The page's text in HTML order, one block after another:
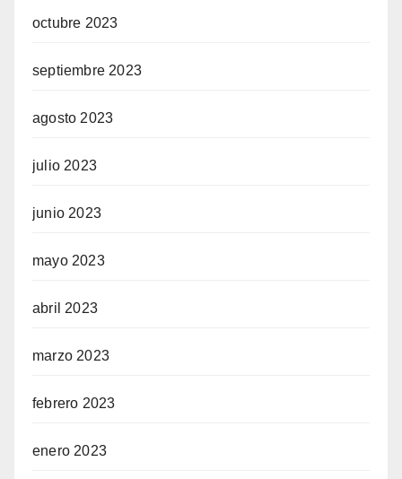
octubre 2023
septiembre 2023
agosto 2023
julio 2023
junio 2023
mayo 2023
abril 2023
marzo 2023
febrero 2023
enero 2023